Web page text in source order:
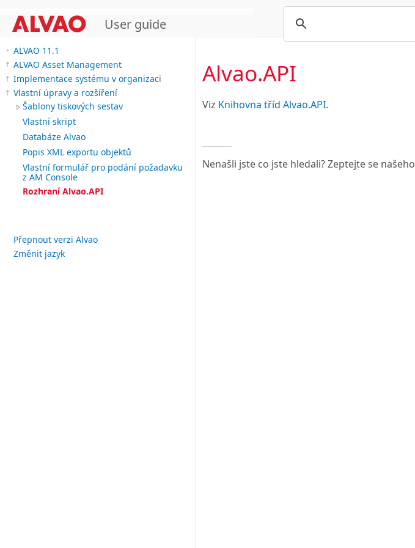
User guide
ALVAO 11.1
ALVAO Asset Management
Implementace systému v organizaci
Vlastní úpravy a rozšíření
Šablony tiskových sestav
Vlastní skript
Databáze Alvao
Popis XML exportu objektů
Vlastní formulář pro podání požadavku
z AM Console
Rozhraní Alvao.API
Přepnout verzi Alvao
Změnit jazyk
Alvao.API
Viz Knihovna tříd Alvao.API.
Nenašli jste co jste hledali? Zeptejte se našeho